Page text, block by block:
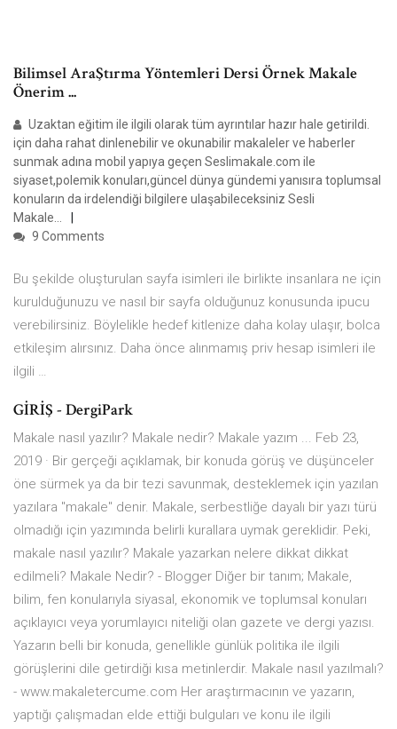
Bilimsel AraŞtırma Yöntemleri Dersi Örnek Makale
Önerim ...
Uzaktan eğitim ile ilgili olarak tüm ayrıntılar hazır hale getirildi.
için daha rahat dinlenebilir ve okunabilir makaleler ve haberler
sunmak adına mobil yapıya geçen Seslimakale.com ile
siyaset,polemik konuları,güncel dünya gündemi yanısıra toplumsal
konuların da irdelendiği bilgilere ulaşabileceksiniz Sesli
Makale…
9 Comments
Bu şekilde oluşturulan sayfa isimleri ile birlikte insanlara ne için
kurulduğunuzu ve nasıl bir sayfa olduğunuz konusunda ipucu
verebilirsiniz. Böylelikle hedef kitlenize daha kolay ulaşır, bolca
etkileşim alırsınız. Daha önce alınmamış priv hesap isimleri ile
ilgili …
GİRİŞ - DergiPark
Makale nasıl yazılır? Makale nedir? Makale yazım ... Feb 23,
2019 · Bir gerçeği açıklamak, bir konuda görüş ve düşünceler
öne sürmek ya da bir tezi savunmak, desteklemek için yazılan
yazılara "makale" denir. Makale, serbestliğe dayalı bir yazı türü
olmadığı için yazımında belirli kurallara uymak gereklidir. Peki,
makale nasıl yazılır? Makale yazarkan nelere dikkat dikkat
edilmeli? Makale Nedir? - Blogger Diğer bir tanım; Makale,
bilim, fen konularıyla siyasal, ekonomik ve toplumsal konuları
açıklayıcı veya yorumlayıcı niteliği olan gazete ve dergi yazısı.
Yazarın belli bir konuda, genellikle günlük politika ile ilgili
görüşlerini dile getirdiği kısa metinlerdir. Makale nasıl yazılmalı?
- www.makaletercume.com Her araştırmacının ve yazarın,
yaptığı çalışmadan elde ettiği bulguları ve konu ile ilgili